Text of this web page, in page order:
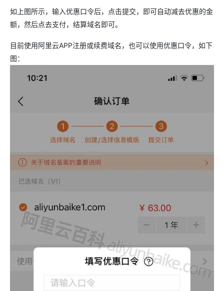
如上图所示，输入优惠口令后，点击提交，即可自动减去优惠的金
额，然后点去支付，结算域名即可。
目前使用阿里云APP注册或续费域名，也可以使用优惠口令，如下
图：